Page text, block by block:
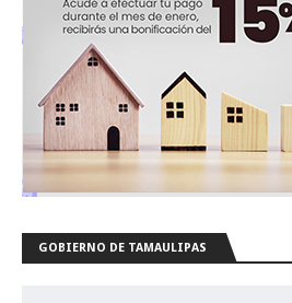
GOBIERNO DE TAMAULIPAS